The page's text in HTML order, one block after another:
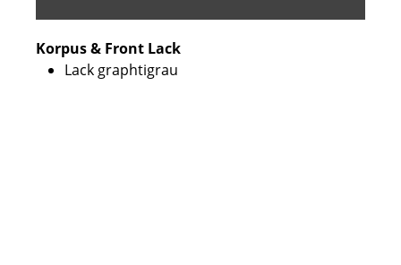
Korpus & Front Lack
Lack graphtigrau